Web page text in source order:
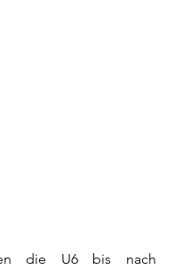
die U6 bis nach